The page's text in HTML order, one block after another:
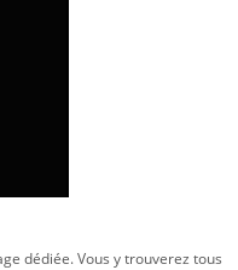
dédiée. Vous y trouverez tous